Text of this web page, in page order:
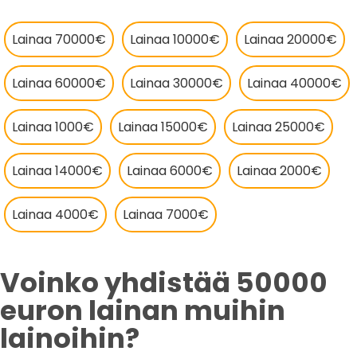
Lainaa 70000€ Lainaa 10000€ Lainaa 20000€
Lainaa 60000€ Lainaa 30000€ Lainaa 40000€
Lainaa 1000€ Lainaa 15000€ Lainaa 25000€
Lainaa 14000€ Lainaa 6000€ Lainaa 2000€
Lainaa 4000€ Lainaa 7000€
Voinko yhdistää 50000
euron lainan muihin
lainoihin?